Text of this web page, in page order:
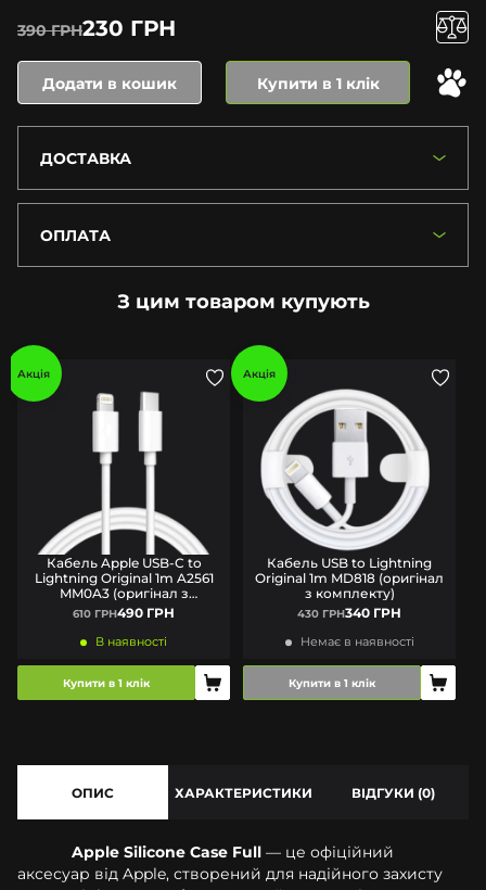
390 ГРН230 ГРН
Додати в кошик Купити в 1 клік
ДОСТАВКА
ОПЛАТА
З цим товаром купують
Акція
Кабель Apple USB-C to
Lightning Original 1m A2561
MM0A3 (оригінал з
комплекту)
610 ГРН490 ГРН
В наявності
Купити в 1 клік
Акція
Кабель USB to Lightning
Original 1m MD818 (оригінал
з комплекту)
430 ГРН340 ГРН
Немає в наявності
Купити в 1 клік
ОПИС ХАРАКТЕРИСТИКИ ВІДГУКИ (0)
Apple Silicone Case Full — це офіційний
аксесуар від Apple, створений для надійного захисту